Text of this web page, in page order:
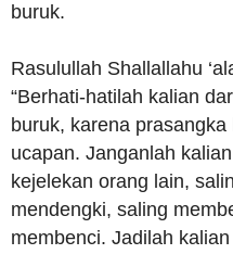
buruk.
Rasulullah Shallallahu
“Berhati-hatilah kalian
buruk, karena
ucapan. Janganlah
kejelekan orang lain,
mendengki, saling
membenci. Jadilah